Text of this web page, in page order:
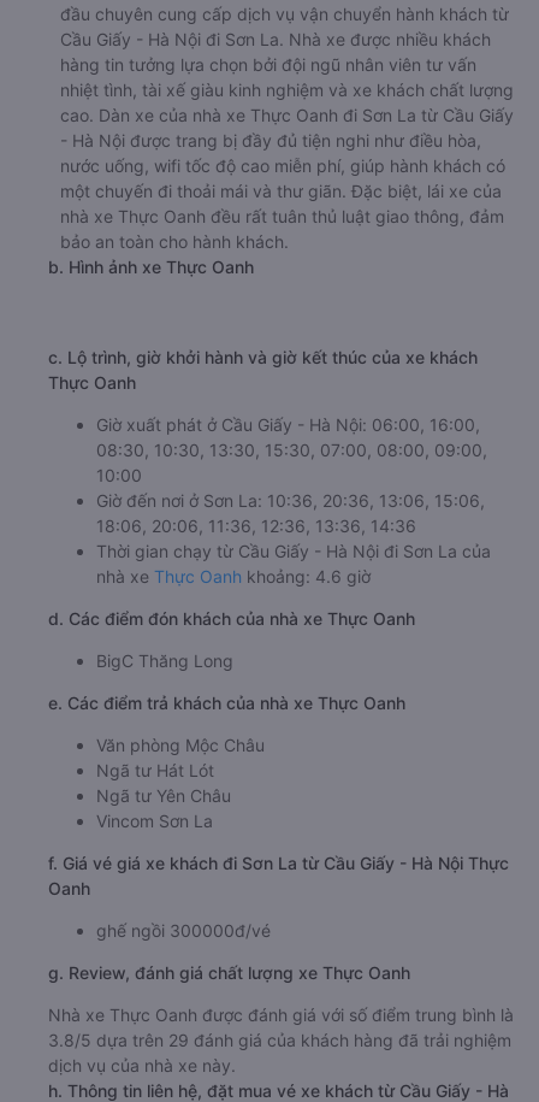
đầu chuyên cung cấp dịch vụ vận chuyển hành khách từ
Cầu Giấy - Hà Nội đi Sơn La. Nhà xe được nhiều khách
hàng tin tưởng lựa chọn bởi đội ngũ nhân viên tư vấn
nhiệt tình, tài xế giàu kinh nghiệm và xe khách chất lượng
cao. Dàn xe của nhà xe Thực Oanh đi Sơn La từ Cầu Giấy
- Hà Nội được trang bị đầy đủ tiện nghi như điều hòa,
nước uống, wifi tốc độ cao miễn phí, giúp hành khách có
một chuyến đi thoải mái và thư giãn. Đặc biệt, lái xe của
nhà xe Thực Oanh đều rất tuân thủ luật giao thông, đảm
bảo an toàn cho hành khách.
b. Hình ảnh xe Thực Oanh
c. Lộ trình, giờ khởi hành và giờ kết thúc của xe khách
Thực Oanh
Giờ xuất phát ở Cầu Giấy - Hà Nội: 06:00, 16:00,
08:30, 10:30, 13:30, 15:30, 07:00, 08:00, 09:00,
10:00
Giờ đến nơi ở Sơn La: 10:36, 20:36, 13:06, 15:06,
18:06, 20:06, 11:36, 12:36, 13:36, 14:36
Thời gian chạy từ Cầu Giấy - Hà Nội đi Sơn La của
nhà xe Thực Oanh khoảng: 4.6 giờ
d. Các điểm đón khách của nhà xe Thực Oanh
BigC Thăng Long
e. Các điểm trả khách của nhà xe Thực Oanh
Văn phòng Mộc Châu
Ngã tư Hát Lót
Ngã tư Yên Châu
Vincom Sơn La
f. Giá vé giá xe khách đi Sơn La từ Cầu Giấy - Hà Nội Thực
Oanh
ghế ngồi 300000đ/vé
g. Review, đánh giá chất lượng xe Thực Oanh
Nhà xe Thực Oanh được đánh giá với số điểm trung bình là
3.8/5 dựa trên 29 đánh giá của khách hàng đã trải nghiệm
dịch vụ của nhà xe này.
h. Thông tin liên hệ, đặt mua vé xe khách từ Cầu Giấy - Hà